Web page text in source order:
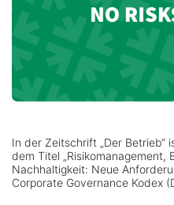
In der Zeitschrift „Der Betrieb“
dem Titel „Risikomanagement,
Nachhaltigkeit: Neue
Corporate Governance Kodex